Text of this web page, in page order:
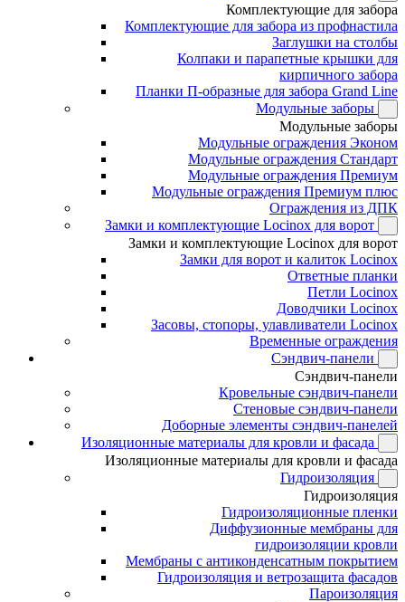
Комплектующие для забора
Комплектующие для забора из профнастила
Заглушки на столбы
Колпаки и парапетные крышки для
кирпичного забора
Планки П-образные для забора Grand Line
Модульные заборы
Модульные заборы
Модульные ограждения Эконом
Модульные ограждения Стандарт
Модульные ограждения Премиум
Модульные ограждения Премиум плюс
Ограждения из ДПК
Замки и комплектующие Locinox для ворот
Замки и комплектующие Locinox для ворот
Замки для ворот и калиток Locinox
Ответные планки
Петли Locinox
Доводчики Locinox
Засовы, стопоры, улавливатели Locinox
Временные ограждения
Сэндвич-панели
Сэндвич-панели
Кровельные сэндвич-панели
Стеновые сэндвич-панели
Доборные элементы сэндвич-панелей
Изоляционные материалы для кровли и фасада
Изоляционные материалы для кровли и фасада
Гидроизоляция
Гидроизоляция
Гидроизоляционные пленки
Диффузионные мембраны для
гидроизоляции кровли
Мембраны с антиконденсатным покрытием
Гидроизоляция и ветрозащита фасадов
Пароизоляция